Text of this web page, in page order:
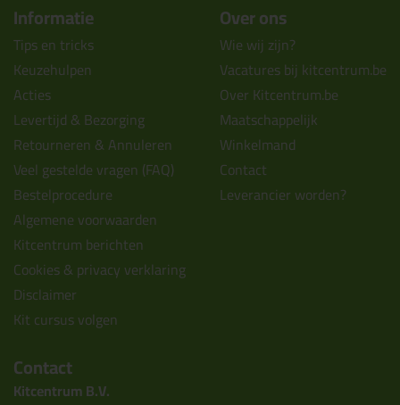
Informatie
Tips en tricks
Keuzehulpen
Acties
Levertijd & Bezorging
Retourneren & Annuleren
Veel gestelde vragen (FAQ)
Bestelprocedure
Algemene voorwaarden
Kitcentrum berichten
Cookies & privacy verklaring
Disclaimer
Kit cursus volgen
Over ons
Wie wij zijn?
Vacatures bij kitcentrum.be
Over Kitcentrum.be
Maatschappelijk
Winkelmand
Contact
Leverancier worden?
Contact
Kitcentrum B.V.